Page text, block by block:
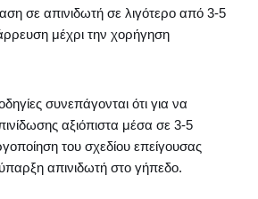
σε απινιδωτή σε λιγότερο από 3-5
μέχρι την χορήγηση
συνεπάγονται ότι για να
αξιόπιστα μέσα σε 3-5
του σχεδίου επείγουσας
απινιδωτή στο γήπεδο.